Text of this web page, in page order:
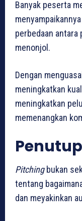
Banyak peserta
perbedaan antara
menonjol.
Dengan
meningkatkan
meningkatkan
memenangkan
Penutup
Pitchingbukan
tentang
dan meyakinkan